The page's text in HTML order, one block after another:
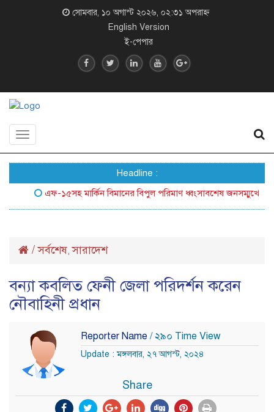
সোমবার, ১০ অগাস্ট ২০২৬, ০২:৩১ অপরাহ্ন
English Version
ই-পেপার
Toggle
Headline :
এফ-১৫সহ মার্কিন বিমানের বিপুল পরিমাণ ধ্বংসাবশেষ জনসম্মুখে আনল
/সর্বশেষ,সারাদেশ
বন্যা কবলিত ফেনী জেলা পরিদর্শন করেন
নৌবাহিনী প্রধান
Reporter Name / ২৯০ Time View
Update : মঙ্গলবার, ২৭ আগস্ট, ২০২৪
Share